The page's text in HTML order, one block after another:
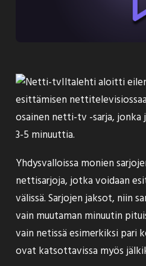
Iltalehti aloitti
esittämisen
osainen netti-tv -sarja, jonka
3-5 minuuttia.
Yhdysvalloissa monien
nettisarjoja, jotka voidaan
välissä. Sarjojen jaksot, niin
vain muutaman minuutin
vain netissä esimerkiksi pari
ovat katsottavissa myös